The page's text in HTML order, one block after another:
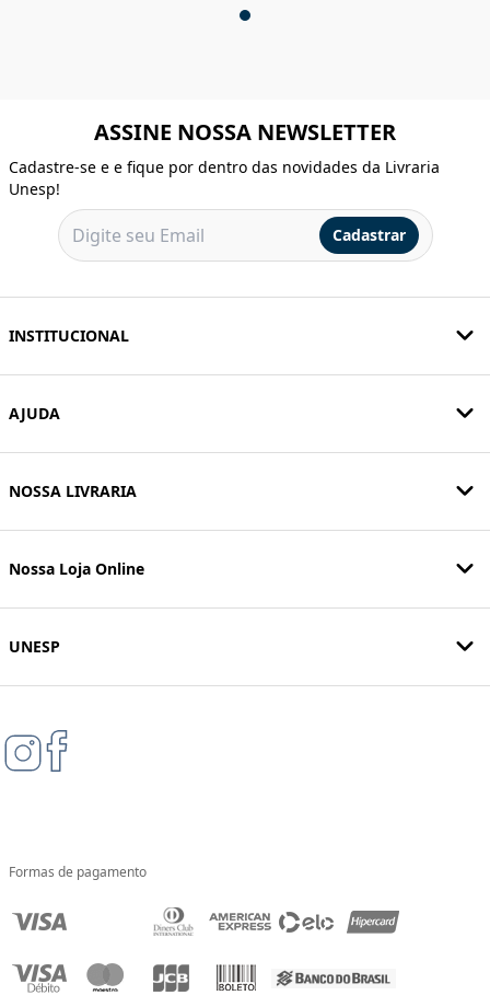
ASSINE NOSSA NEWSLETTER
Cadastre-se e e fique por dentro das novidades da Livraria
Unesp!
Cadastrar
INSTITUCIONAL
AJUDA
NOSSA LIVRARIA
Nossa Loja Online
UNESP
Formas de pagamento